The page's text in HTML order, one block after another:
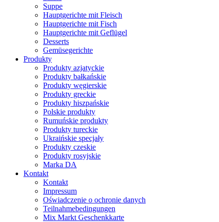
Suppe
Hauptgerichte mit Fleisch
Hauptgerichte mit Fisch
Hauptgerichte mit Geflügel
Desserts
Gemüsegerichte
Produkty
Produkty azjatyckie
Produkty bałkańskie
Produkty węgierskie
Produkty greckie
Produkty hiszpańskie
Polskie produkty
Rumuńskie produkty
Produkty tureckie
Ukraińskie specjały
Produkty czeskie
Produkty rosyjskie
Marka DA
Kontakt
Kontakt
Impressum
Oświadczenie o ochronie danych
Teilnahmebedingungen
Mix Markt Geschenkkarte